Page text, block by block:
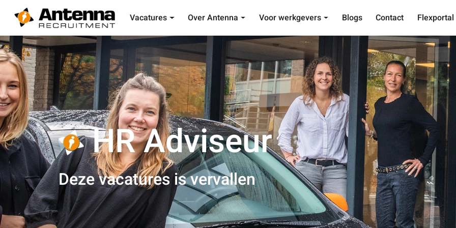
Vacatures Over Antenna Voor werkgevers Blogs Contact Flexportal
HR Adviseur
Deze vacatures is vervallen